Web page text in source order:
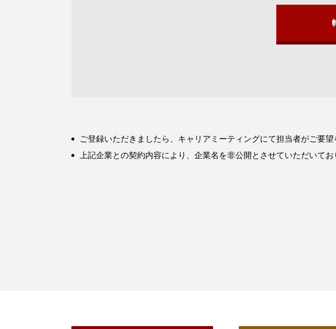
ご登録いただきましたら、キャリアミーティングにて担当者がご要
上記企業との契約内容により、企業名を非公開とさせていただいてお